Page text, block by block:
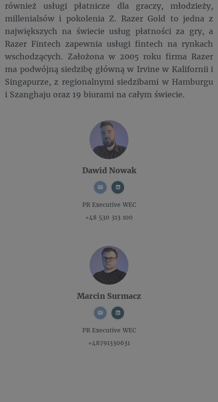
również usługi płatnicze dla graczy, młodzieży,
millenialsów i pokolenia Z. Razer Gold to jedna z
największych na świecie usług płatności za gry, a
Razer Fintech zapewnia usługi fintech na rynkach
wschodzących. Założona w 2005 roku firma Razer
ma podwójną siedzibę główną w Irvine w Kalifornii i
Singapurze, z regionalnymi siedzibami w Hamburgu
i Szanghaju oraz 19 biurami na całym świecie.
Dawid Nowak
PR Executive WEC
+48 530 313 100
Marcin Surmacz
PR Executive WEC
+48791330631